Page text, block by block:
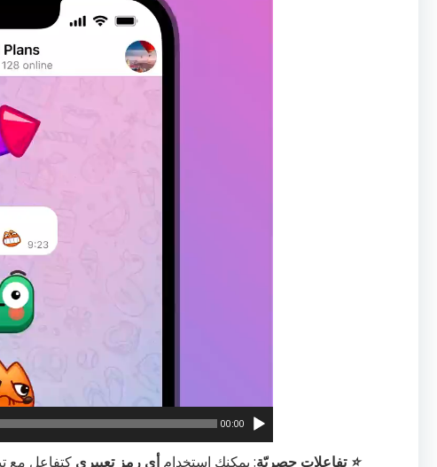
00:00
⭐️ تفاعلات حصريّة: يمكنك استخدامأي رمز تعبيري كتفاعل مع